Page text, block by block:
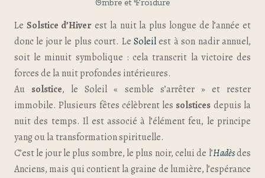
Ombre et Froidure
Le Solstice d’Hiver est la nuit la plus longue de l’année et
donc le jour le plus court. Le Soleilest à son nadir annuel,
soit le minuit symbolique : cela transcrit la victoire des
forces de la nuit profondes intérieures.
Au solstice, le Soleil « semble s’arrêter » et rester
immobile. Plusieurs fêtes célèbrent les solstices depuis la
nuit des temps. Il est associé à l’élément feu, le principe
yang ou la transformation spirituelle.
C’est le jour le plus sombre, le plus noir, celui de l’Hadèsdes
Anciens, mais qui contient la graine de lumière, l’espérance